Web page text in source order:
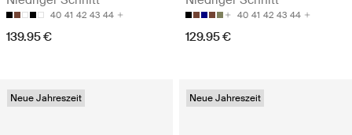
40 41 42 43 44
139.95 €
40 41 42 43 44
129.95 €
Neue Jahreszeit Neue Jahreszeit